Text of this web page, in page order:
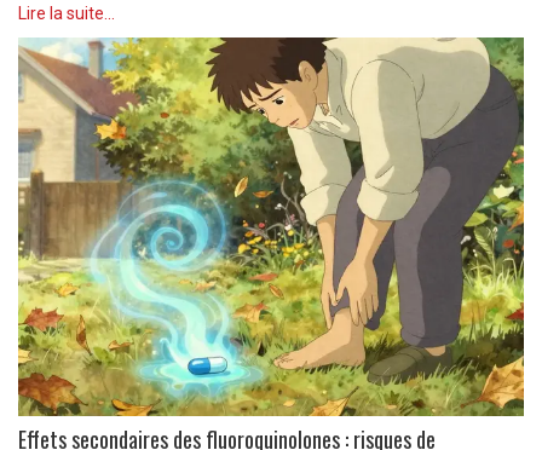
Lire la suite...
Effets secondaires des fluoroquinolones : risques de